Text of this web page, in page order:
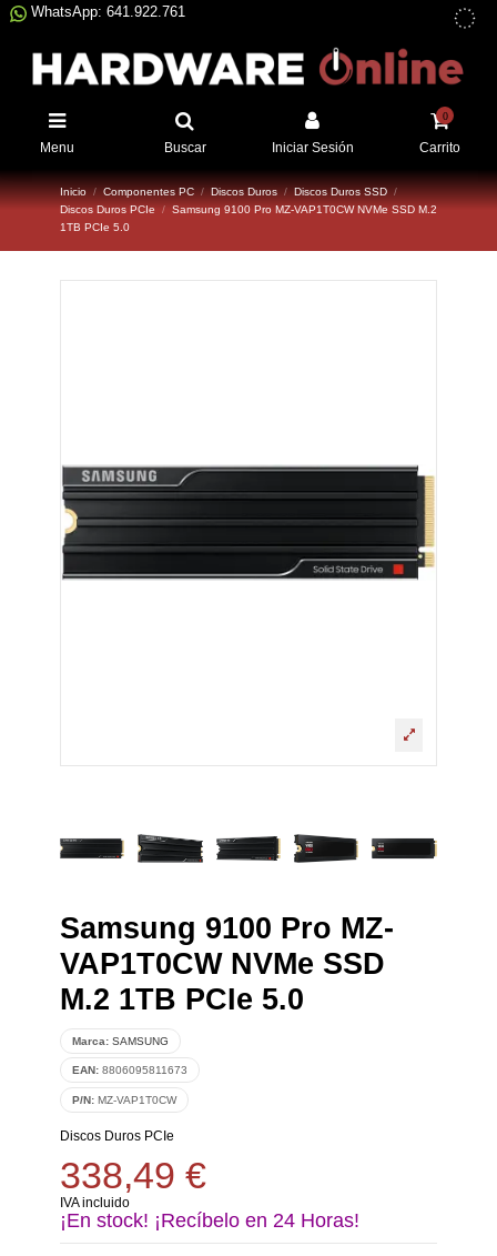
WhatsApp: 641.922.761
Menu Buscar Iniciar Sesión
0
Carrito
Inicio Componentes PC Discos Duros
Discos Duros SSD
Discos Duros PCIe
Samsung 9100 Pro MZ-VAP1T0CW NVMe SSD M.2
1TB PCIe 5.0
Samsung 9100 Pro MZ-
VAP1T0CW NVMe SSD
M.2 1TB PCIe 5.0
Marca: SAMSUNG
EAN: 8806095811673
P/N: MZ-VAP1T0CW
Discos Duros PCIe
338,49 €
IVA incluido
¡En stock! ¡Recíbelo en 24 Horas!